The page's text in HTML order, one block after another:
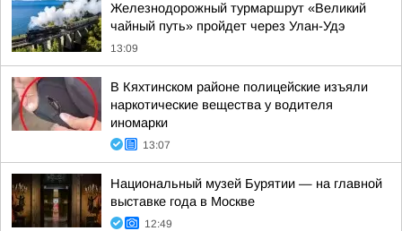
Железнодорожный турмаршрут «Великий
чайный путь» пройдет через Улан-Удэ
13:09
В Кяхтинском районе полицейские изъяли
наркотические вещества у водителя
иномарки
13:07
Национальный музей Бурятии — на главной
выставке года в Москве
12:49